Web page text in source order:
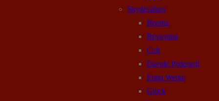
Skydevåben
Beretta
Browning
Colt
Davide Pedersoli
Erma Werke
Glock